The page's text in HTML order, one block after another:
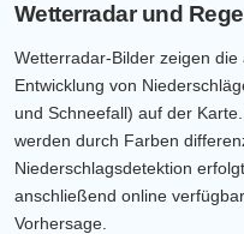
Wetterradar und
Wetterradar-Bilder zeigen
Entwicklung von
und Schneefall) auf der
werden durch Farben
Niederschlagsdetektion
anschließend online
Vorhersage.